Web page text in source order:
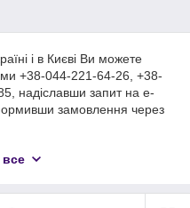
і в Києві Ви можете
+38-044-221-64-26, +38-
надіславши запит на e-
замовлення через
і високоякісні
все